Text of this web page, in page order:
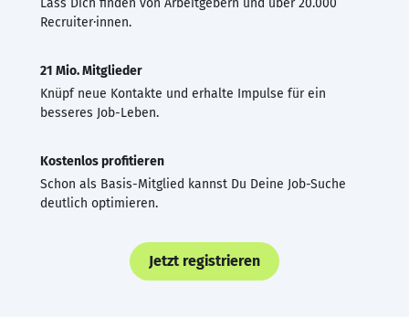
Recruiter·innen.
21 Mio. Mitglieder
Knüpf neue Kontakte und erhalte Impulse für ein
besseres Job-Leben.
Kostenlos profitieren
Schon als Basis-Mitglied kannst Du Deine Job-Suche
deutlich optimieren.
Jetzt registrieren